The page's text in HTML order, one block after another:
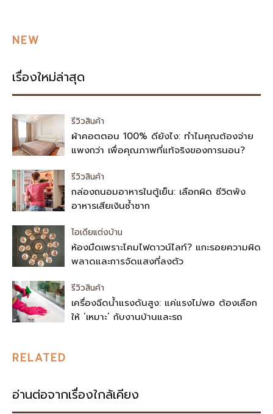
NEW
เรื่องใหม่ล่าสุด
รีวิวสินค้า
ผ้าคอตตอน 100% ดียังไง: ทำไมคุณต้องจ่าย
แพงกว่า เพื่อคุณภาพที่แท้จริงของการนอน?
รีวิวสินค้า
กล่องถนอมอาหารในตู้เย็น: เลือกผิด ชีวิตพัง
อาหารเสียเงินซ้ำซาก
ไอเดียแต่งบ้าน
ห้องมืดเพราะโคมไฟดาวน์ไลท์? แกะรอยความผิด
พลาดและการจัดแสงที่ลงตัว
รีวิวสินค้า
เครื่องฉีดน้ำแรงดันสูง: แค่แรงไม่พอ ต้องเลือก
ให้ ‘เหมาะ’ กับงานบ้านและรถ
RELATED
อ่านต่อจากเรื่องใกล้เคียง